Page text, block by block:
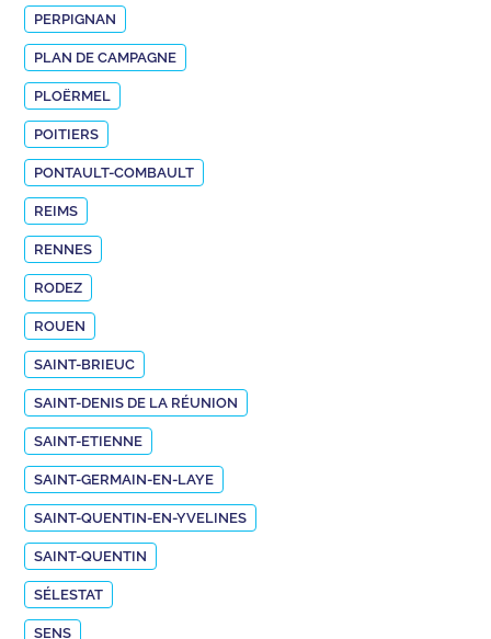
PERPIGNAN
PLAN DE CAMPAGNE
PLOËRMEL
POITIERS
PONTAULT-COMBAULT
REIMS
RENNES
RODEZ
ROUEN
SAINT-BRIEUC
SAINT-DENIS DE LA RÉUNION
SAINT-ETIENNE
SAINT-GERMAIN-EN-LAYE
SAINT-QUENTIN-EN-YVELINES
SAINT-QUENTIN
SÉLESTAT
SENS